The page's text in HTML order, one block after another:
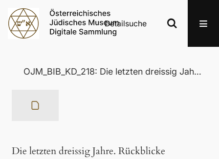
Detailsuche
OJM_BIB_KD_218: Die letzten dreissig Jahre. Rückblicke
Die letzten dreissig Jahre. Rückblicke